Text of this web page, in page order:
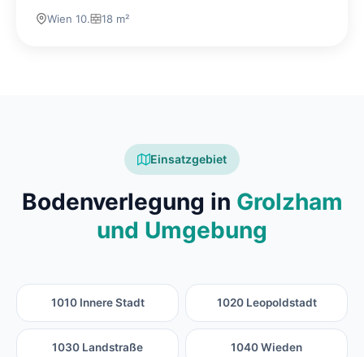
Wien 10. 18 m²
Einsatzgebiet
Bodenverlegung in Grolzham
und Umgebung
1010 Innere Stadt 1020 Leopoldstadt
1030 Landstraße 1040 Wieden